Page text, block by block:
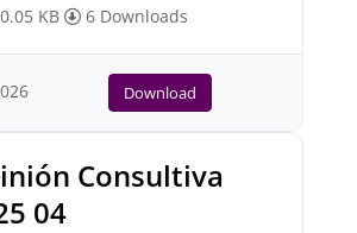
KB 6 Downloads
Download
Consultiva
04